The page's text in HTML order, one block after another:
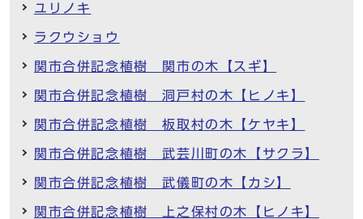
ユリノキ
ラクウショウ
関市合併記念植樹 関市の木【スギ】
関市合併記念植樹 洞戸村の木【ヒノキ】
関市合併記念植樹 板取村の木【ケヤキ】
関市合併記念植樹 武芸川町の木【サクラ】
関市合併記念植樹 武儀町の木【カシ】
関市合併記念植樹 上之保村の木【ヒノキ】